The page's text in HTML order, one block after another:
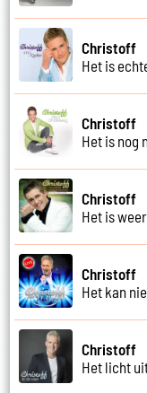
Christoff
Het is
Christoff
Het is nog
Christoff
Het is
Christoff
Het kan
Christoff
Het licht